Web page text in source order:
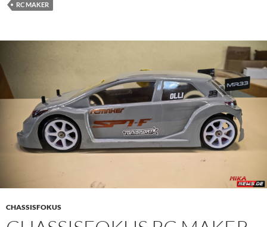
RC MAKER
CHASSISFOKUS